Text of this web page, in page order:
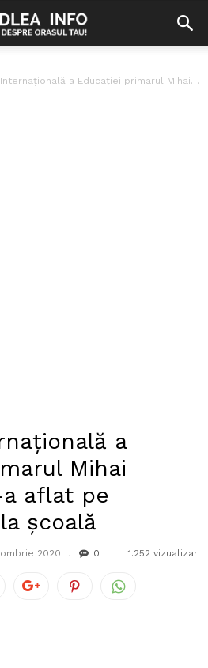
a Educației primarul Mihai Cîmpeanu s-a aflat pe șantierul...
a
Mihai
aflat pe
școală
2020 0 1.252 vizualizari